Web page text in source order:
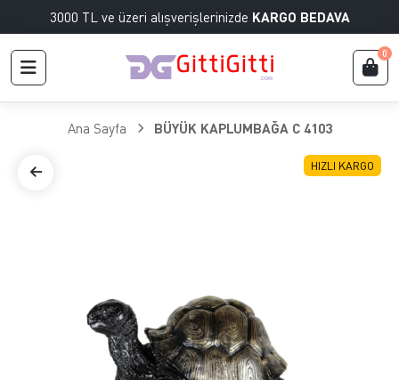
3000 TL ve üzeri alışverişlerinizde KARGO BEDAVA
0
Ana Sayfa BÜYÜK KAPLUMBAĞA C 4103
HIZLI KARGO